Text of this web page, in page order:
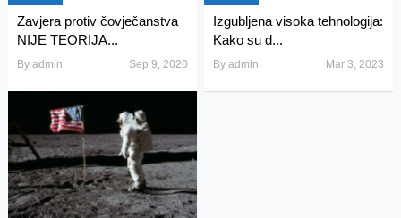
Zavjera protiv čovječanstva
NIJE TEORIJA...
By admin Sep 9, 2020
Izgubljena visoka tehnologija:
Kako su d...
Byadmin Mar 3, 2023